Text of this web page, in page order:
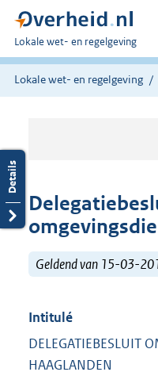
U
bent
hier:
Lokale wet- en regelgeving
Lokale wet- en regelgeving
Geldend van 15-03-
Intitulé
DELEGATIEBESLUIT
HAAGLANDEN